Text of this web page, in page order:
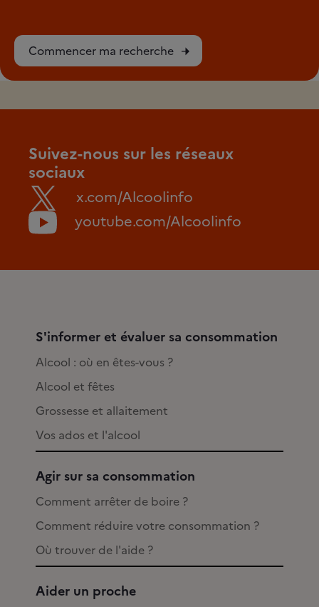
Commencer ma recherche
Suivez-nous sur les réseaux
sociaux
x.com/Alcoolinfo
youtube.com/Alcoolinfo
S'informer et évaluer sa consommation
Alcool : où en êtes-vous ?
Alcool et fêtes
Grossesse et allaitement
Vos ados et l'alcool
Agir sur sa consommation
Comment arrêter de boire ?
Comment réduire votre consommation ?
Où trouver de l'aide ?
Aider un proche